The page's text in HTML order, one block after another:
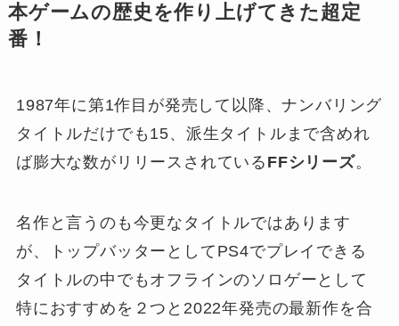
本ゲームの歴史を作り上げてきた超定
番！
1987年に第1作目が発売して以降、ナンバリング
タイトルだけでも15、派生タイトルまで含めれ
ば膨大な数がリリースされている FFシリーズ。
名作と言うのも今更なタイトルではあります
が、トップバッターとしてPS4でプレイできる
タイトルの中でもオフラインのソロゲーとして
特におすすめを２つと2022年発売の最新作を合